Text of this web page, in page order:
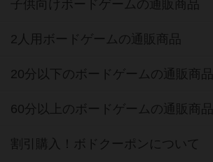
子供向けボードゲームの通販商品
2人用ボードゲームの通販商品
20分以下のボードゲームの通販商品
60分以上のボードゲームの通販商品
割引購入！ボドクーポンについて